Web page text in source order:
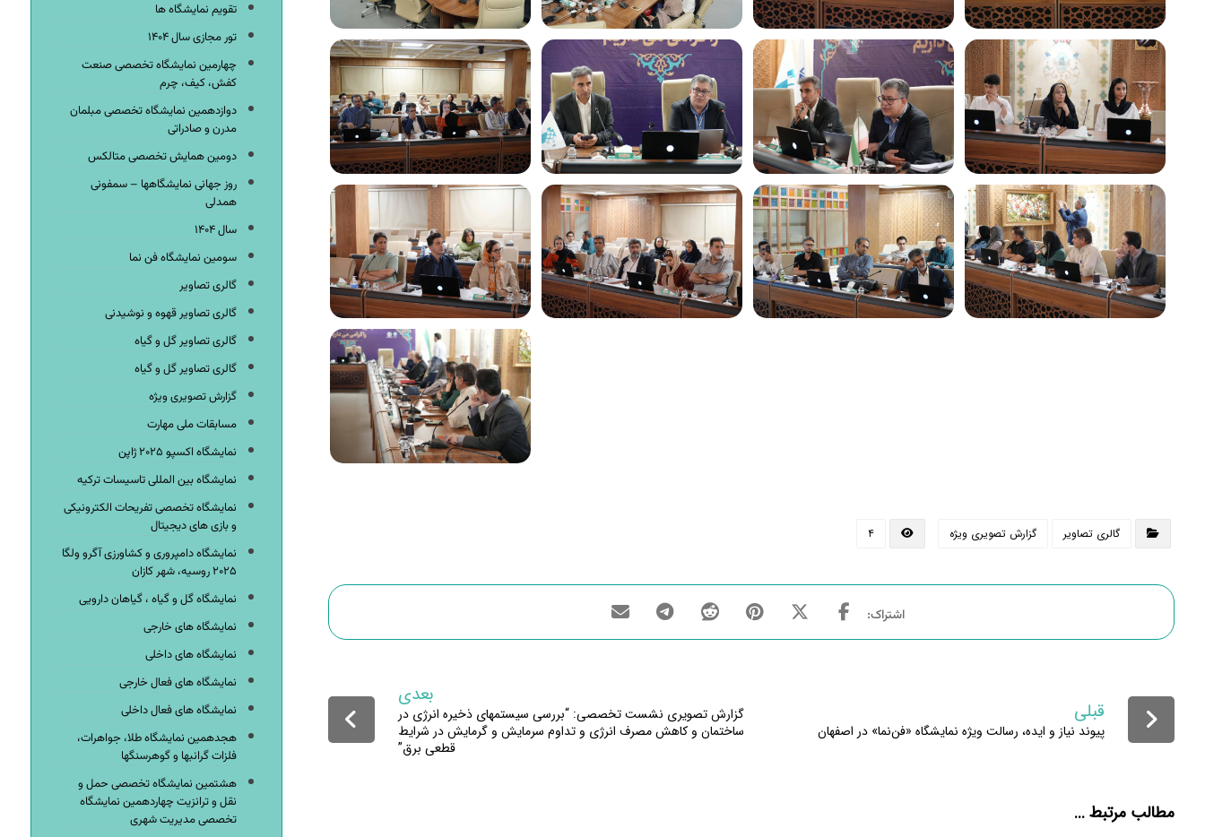
گالری تصاویر گزارش تصویری ویژه ۴
قبلی
پیوند نیاز و ایده، رسالت ویژه نمایشگاه «فن‌نما» در اصفهان
بعدی
گزارش تصویری نشست تخصصی: “بررسی سیستمهای ذخیره انرژی در
ساختمان و کاهش مصرف انرژی و تداوم سرمایش و گرمایش در شرایط
قطعی برق”
مطالب مرتبط ...
تقویم نمایشگاه ها
تور مجازی سال ۱۴۰۴
چهارمین نمایشگاه تخصصی صنعت
کفش، کیف، چرم
دوازدهمین نمایشگاه تخصصی مبلمان
مدرن و صادراتی
دومین همایش تخصصی متالکس
روز جهانی نمایشگاهها – سمفونی
همدلی
سال ۱۴۰۴
سومین نمایشگاه فن نما
گالری تصاویر
گالری تصاویر قهوه و نوشیدنی
گالری تصاویر گل و گیاه
گالری تصاویر گل و گیاه
گزارش تصویری ویژه
مسابقات ملی مهارت
نمایشگاه اکسپو ۲۰۲۵ ژاپن
نمایشگاه بین المللی تاسیسات ترکیه
نمایشگاه تخصصی تفریحات الکترونیکی
و بازی های دیجیتال
نمایشگاه دامپروری و کشاورزی آگرو ولگا
۲۰۲۵ روسیه، شهر کازان
نمایشگاه گل و گیاه ، گیاهان دارویی
نمایشگاه های خارجی
نمایشگاه های داخلی
نمایشگاه های فعال خارجی
نمایشگاه های فعال داخلی
هجدهمین نمایشگاه طلا، جواهرات،
فلزات گرانبها و گوهرسنگها
هشتمین نمایشگاه تخصصی حمل و
نقل و ترانزیت چهاردهمین نمایشگاه
تخصصی مدیریت شهری